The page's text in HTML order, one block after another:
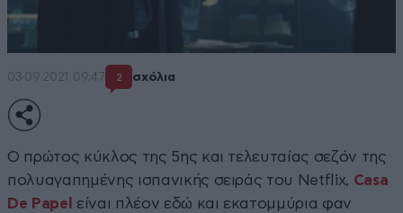
03·09·2021 09:47 2 σχόλια
Ο πρώτος κύκλος της 5ης και τελευταίας σεζόν της
πολυαγαπημένης ισπανικής σειράς του Netflix, Casa
De Papel είναι πλέον εδώ και εκατομμύρια φαν